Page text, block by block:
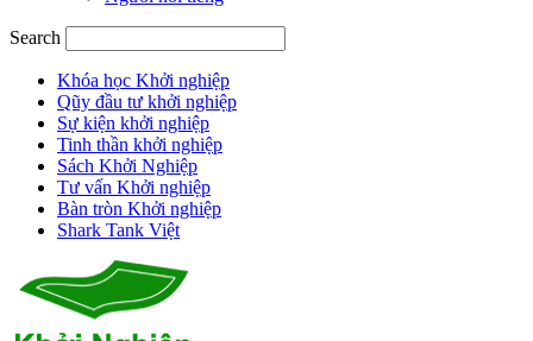
Search
Khóa học Khởi nghiệp
Qũy đầu tư khởi nghiệp
Sự kiện khởi nghiệp
Tinh thần khởi nghiệp
Sách Khởi Nghiệp
Tư vấn Khởi nghiệp
Bàn tròn Khởi nghiệp
Shark Tank Việt